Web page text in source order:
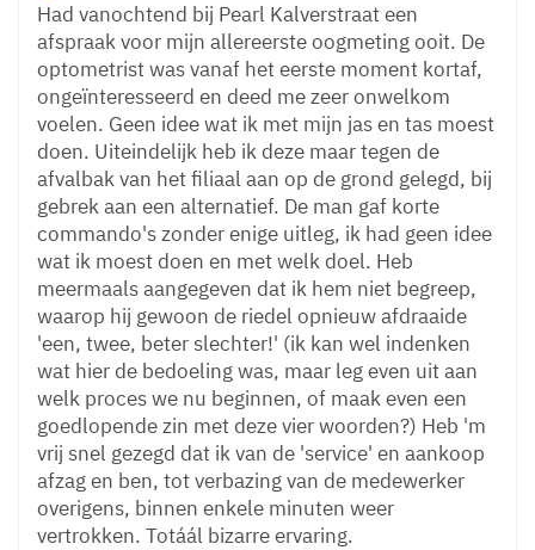
Had vanochtend bij Pearl Kalverstraat een
afspraak voor mijn allereerste oogmeting ooit. De
optometrist was vanaf het eerste moment kortaf,
ongeïnteresseerd en deed me zeer onwelkom
voelen. Geen idee wat ik met mijn jas en tas moest
doen. Uiteindelijk heb ik deze maar tegen de
afvalbak van het filiaal aan op de grond gelegd, bij
gebrek aan een alternatief. De man gaf korte
commando's zonder enige uitleg, ik had geen idee
wat ik moest doen en met welk doel. Heb
meermaals aangegeven dat ik hem niet begreep,
waarop hij gewoon de riedel opnieuw afdraaide
'een, twee, beter slechter!' (ik kan wel indenken
wat hier de bedoeling was, maar leg even uit aan
welk proces we nu beginnen, of maak even een
goedlopende zin met deze vier woorden?) Heb 'm
vrij snel gezegd dat ik van de 'service' en aankoop
afzag en ben, tot verbazing van de medewerker
overigens, binnen enkele minuten weer
vertrokken. Totáál bizarre ervaring.